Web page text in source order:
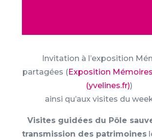
Invitation à l’exposition
partagées ( Exposition
(yvelines.fr))
ainsi qu’aux visites du
Visites guidées du Pôle
transmission des patrimoines